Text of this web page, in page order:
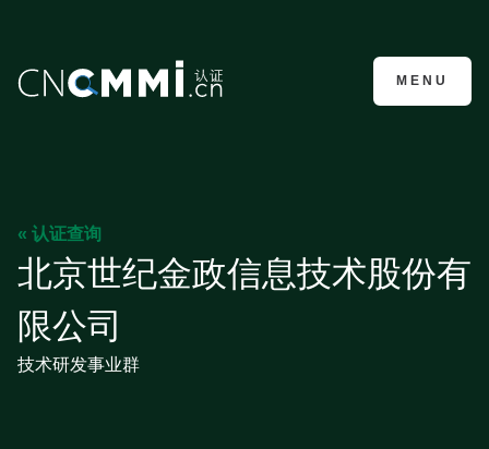
CMMI认证咨询
MENU
« 认证查询
北京世纪金政信息技术股份有
限公司
技术研发事业群